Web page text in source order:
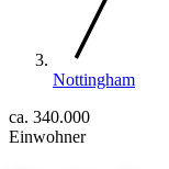
Nottingham
ca. 340.000
Einwohner